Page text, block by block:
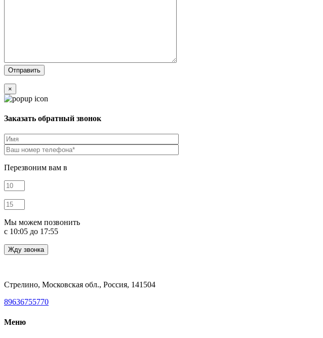
×
Заказать обратный звонок
Перезвоним вам в
Мы можем позвонить
c 10:05 до 17:55
Стрелино, Московская обл., Россия, 141504
89636755770
Меню